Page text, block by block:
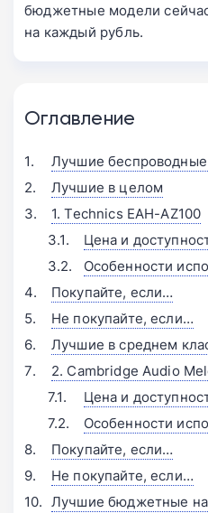
бюджетные модели
на каждый рубль.
Оглавление
Лучшие
Лучшие в целом
1. Technics EAH-AZ100
Цена и
Особенности
Покупайте, если…
Не покупайте, если…
Лучшие в среднем
2. Cambridge Audio
Цена и
Особенности
Покупайте, если…
Не покупайте, если…
Лучшие бюджетные